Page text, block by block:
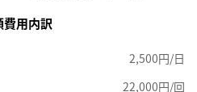
費用内訳
2,500円/日
22,000円/回